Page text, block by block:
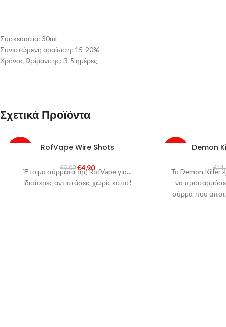
Συσκευασία: 30ml
Συνιστώμενη αραίωση: 15-20%
Χρόνος Ωρίμανσης: 3-5 ημέρες
Σχετικά Προϊόντα
HOT
RofVape Wire Shots
€9,00 €4,90
Έτοιμα σύρματα της RofVape για...
ιδιαίτερες αντιστάσεις χωρίς κόπο!
Demon
€
Το Demon Killer
να
σύρμα που